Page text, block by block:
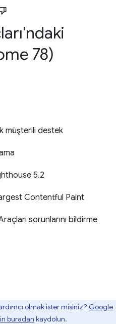
78)
müşterili destek
5.2
Contentful Paint
sorunlarını bildirme
olmak ister misiniz? Google
buradan kaydolun.